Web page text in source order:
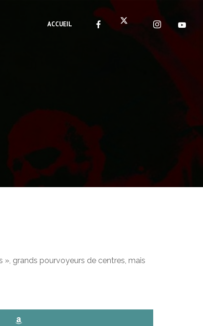
ACCUEIL
», grands pourvoyeurs de centres, mais